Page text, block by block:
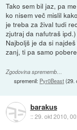
Tako sem bil jaz, pa
ko nisem več mislil
je treba za žival tudi
zjutraj da nafutraš
Najboljš je da si
zanj, ti pa samo
Zgodovina sprememb…
spremenil: Pyr0Beast(29.
barakus
::29. okt 2010,